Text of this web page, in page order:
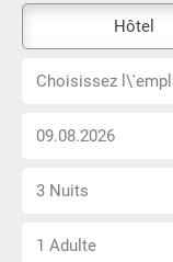
de
réservation
n\'est
accessible
Hôtel
Choisissez
Choisissez
Choisissez
date
Sélectionnez
nombre
3 Nuits
Choisissez
1 Adulte